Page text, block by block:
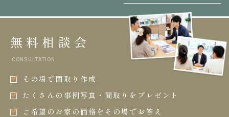
無料相談会
CONSULTATION
その場で間取り作成
たくさんの事例写真・間取りをプレゼント
ご希望のお家の価格をその場でお答え